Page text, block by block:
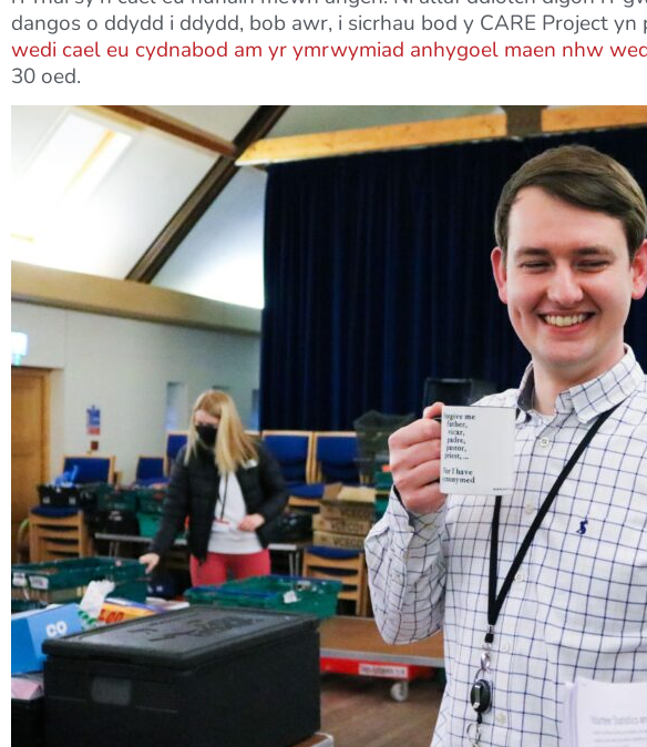
dangos o ddydd i ddydd, bob awr, i sicrhau bod y CARE Project
wedi cael eu cydnabod am yr ymrwymiad anhygoel maen nhw
30 oed.